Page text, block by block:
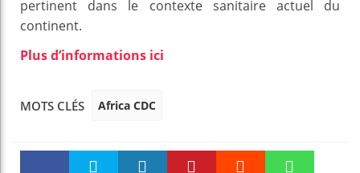
pertinent dans le contexte sanitaire actuel du
continent.
Plus d’informations ici
MOTS CLÉS Africa CDC